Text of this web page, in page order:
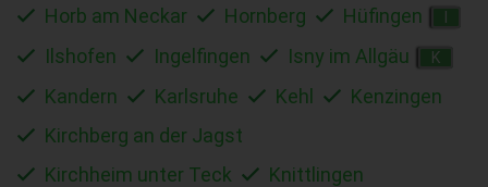
Horb am Neckar
Hornberg Hüfingen
Ilshofen Ingelfingen Isny im Allgäu K
Kandern Karlsruhe Kehl
Kenzingen
Kirchberg an der Jagst
Kirchheim unter Teck
Knittlingen